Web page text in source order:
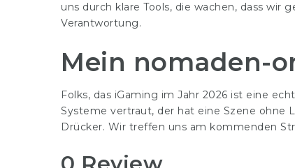
uns durch klare Tools, die wachen, dass wir
Verantwortung.
Mein nomaden-
Folks, das iGaming im Jahr 2026 ist eine
Systeme vertraut, der hat eine Szene ohne
Drücker. Wir treffen uns am kommenden